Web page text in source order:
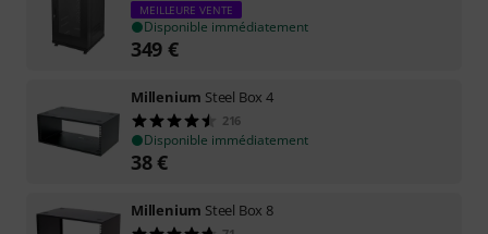
MEILLEURE VENTE
Disponible immédiatement
349 €
Millenium Steel Box 4
216
Disponible immédiatement
38€
Millenium Steel Box 8